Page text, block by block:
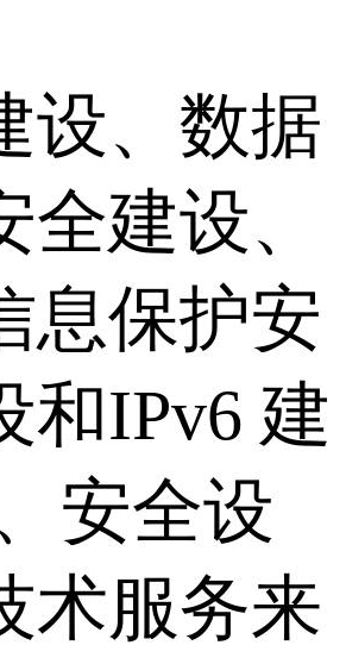
设、数据
全建设、
息保护安
和IPv6 建
安全设
术服务来